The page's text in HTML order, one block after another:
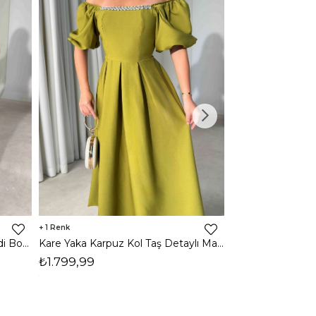
Halter Yaka Önden Yırtmaçlı Midi Boy Kahverengi Hasre Kadın Elbise 26Y502
1
Kare Yaka Karpuz Kol Taş Detaylı Maxi Yağ Yeşili Civo Kadın Elbise 206Y501
₺1.799,99